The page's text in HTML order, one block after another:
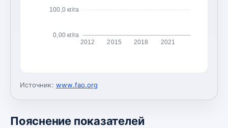
0,00 кг/га
100,0 кг/га
2012 2015 2018 2021
Источник: www.fao.org
Пояснение показателей